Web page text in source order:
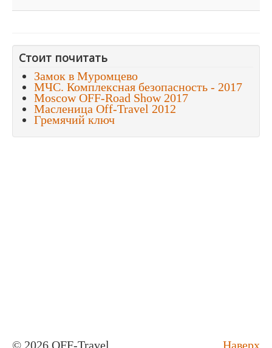
Стоит почитать
Замок в Муромцево
МЧС. Комплексная безопасность - 2017
Moscow OFF-Road Show 2017
Масленица Off-Travel 2012
Гремячий ключ
Наверх
© 2026 OFF-Travel